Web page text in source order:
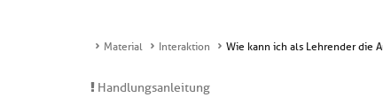
Material Interaktion Wie kann ich als Lehrender die
Handlungsanleitung